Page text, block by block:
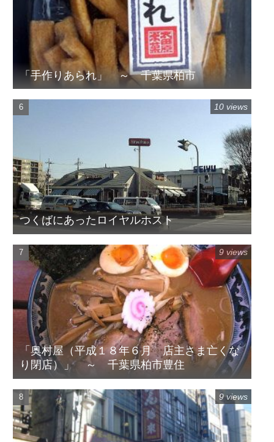
「手作りあられ」 ～ 千葉県柏市
つくばにあったロイヤルホスト
10 views
「奥村屋（平成１８年６月 店主さま亡くな
り閉店）」 ～ 千葉県柏市豊住
9 views
9 views